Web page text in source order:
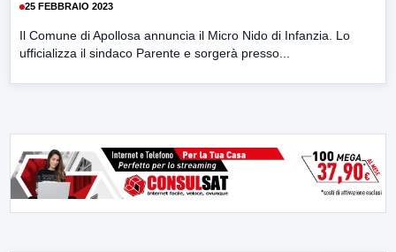
25 FEBBRAIO 2023
Il Comune di Apollosa annuncia il Micro Nido di Infanzia. Lo
ufficializza il sindaco Parente e sorgerà presso...